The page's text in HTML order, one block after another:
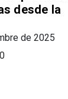
desde la
de 2025